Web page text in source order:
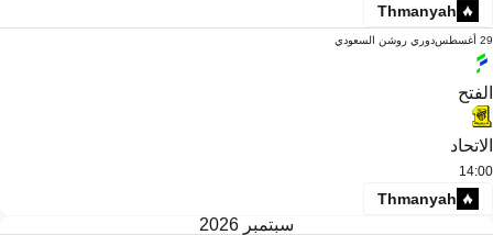
Thmanyah
29 أغسطس دوري روشن السعودي
الفتح
الاتحاد
14:00
Thmanyah
سبتمبر 2026